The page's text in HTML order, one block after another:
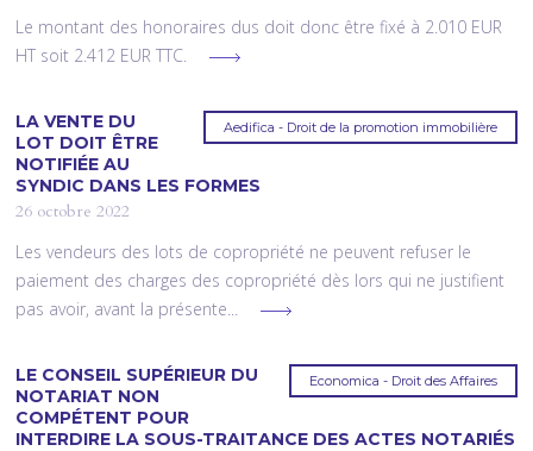
Le montant des honoraires dus doit donc être fixé à 2.010 EUR
HT soit 2.412 EUR TTC.
Aedifica - Droit de la promotion immobilière
LA VENTE DU
LOT DOIT ÊTRE
NOTIFIÉE AU
SYNDIC DANS LES FORMES
26 octobre 2022
Les vendeurs des lots de copropriété ne peuvent refuser le
paiement des charges des copropriété dès lors qui ne justifient
pas avoir, avant la présente...
Economica - Droit des Affaires
LE CONSEIL SUPÉRIEUR DU
NOTARIAT NON
COMPÉTENT POUR
INTERDIRE LA SOUS-TRAITANCE DES ACTES NOTARIÉS